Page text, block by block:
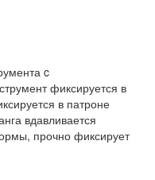
c
фиксируется в
в патроне
вдавливается
прочно фиксирует